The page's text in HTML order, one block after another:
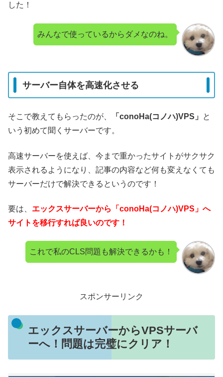
した！
みんなで使っているからダメなのね。
サーバー自体を高速化させる
そこで教えてもらったのが、 「conoHa(コノハ)VPS」
と
いう初めて聞くサーバーです。
高速サーバーを使えば、今まで重かったサイトがサクサク
表示されるようになり、記事の内容など何も変えなくても
サーバーだけで解決できるというのです！
要は、 エックスサーバーから「conoHa(コノハ)VPS」へ
サイトを移行すれば良いのです！
これで私のCLS問題も解決できるかも！
スポンサーリンク
エックスサーバーからVPSサーバ
ーへ！問題は完璧にクリア！